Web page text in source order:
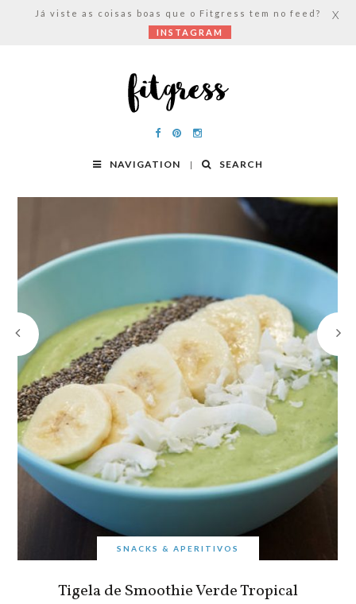
NAVIGATION SEARCH
SNACKS & APERITIVOS
Tigela de Smoothie Verde Tropical
Já viste as coisas boas que o Fitgress tem no feed?
INSTAGRAM
X